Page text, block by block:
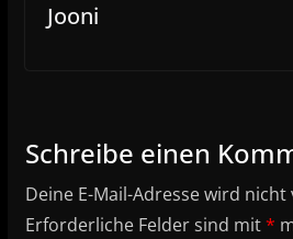
Jooni
Schreibe einen
Deine E-Mail-Adresse wird
Erforderliche Felder sind mit*